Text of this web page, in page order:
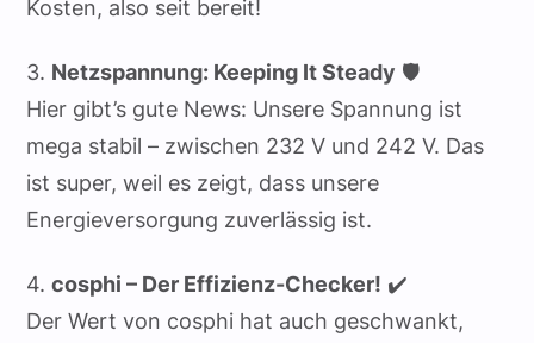
Kosten, also seit bereit!
3. Netzspannung: Keeping It Steady 🛡️
Hier gibt’s gute News: Unsere Spannung ist
mega stabil – zwischen 232 V und 242 V. Das
ist super, weil es zeigt, dass unsere
Energieversorgung zuverlässig ist.
4.cosphi – Der Effizienz-Checker! ✔️
Der Wert von cosphi hat auch geschwankt,